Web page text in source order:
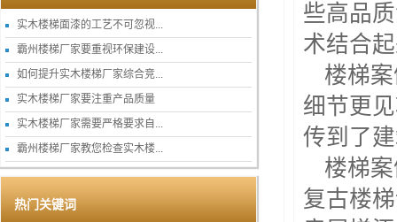
实木楼梯面漆的工艺不可忽视...
霸州楼梯厂家要重视环保建设...
如何提升实木楼梯厂家综合竞...
实木楼梯厂家要注重产品质量
实木楼梯厂家需要严格要求自...
霸州楼梯厂家教您检查实木楼...
热门关键词
些高品
术结合
楼梯
细节更
传到了
楼梯
复古楼